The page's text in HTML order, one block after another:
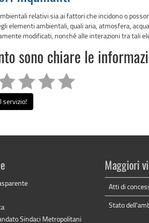
relativi sia ai fattori che incidono o
elementi ambientali, quali aria, atmosfera,
modificati, nonché alle interazioni tra tali
sono chiare le
servizio!
Sindaci Metropolitani
Maggiori
Atti di
Stato